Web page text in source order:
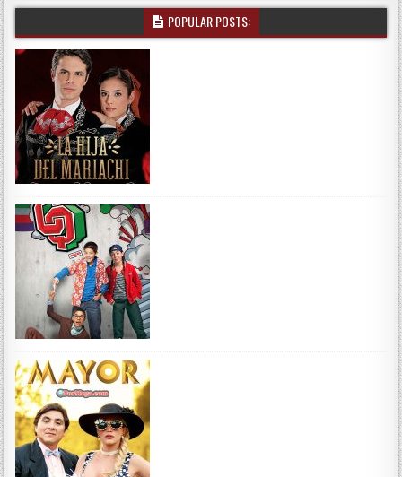
POPULAR POSTS: